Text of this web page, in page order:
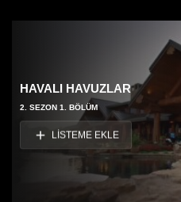
HAVALI HAVUZLAR
2. SEZON 1. BÖLÜM
LİSTEME EKLE